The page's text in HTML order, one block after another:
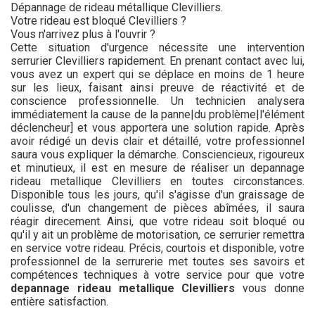
Dépannage de rideau métallique Clevilliers.
Votre rideau est bloqué Clevilliers ?
Vous n'arrivez plus à l'ouvrir ?
Cette situation d'urgence nécessite une intervention
serrurier Clevilliers rapidement. En prenant contact avec lui,
vous avez un expert qui se déplace en moins de 1 heure
sur les lieux, faisant ainsi preuve de réactivité et de
conscience professionnelle. Un technicien analysera
immédiatement la cause de la panne|du problème|l'élément
déclencheur] et vous apportera une solution rapide. Après
avoir rédigé un devis clair et détaillé, votre professionnel
saura vous expliquer la démarche. Consciencieux, rigoureux
et minutieux, il est en mesure de réaliser un depannage
rideau metallique Clevilliers en toutes circonstances.
Disponible tous les jours, qu'il s'agisse d'un graissage de
coulisse, d'un changement de pièces abîmées, il saura
réagir direcement. Ainsi, que votre rideau soit bloqué ou
qu'il y ait un problème de motorisation, ce serrurier remettra
en service votre rideau. Précis, courtois et disponible, votre
professionnel de la serrurerie met toutes ses savoirs et
compétences techniques à votre service pour que votre
depannage rideau metallique Clevilliersvous donne
entière satisfaction.